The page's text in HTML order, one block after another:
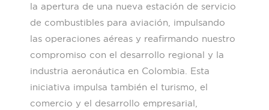
la apertura de una nueva estación de servicio
de combustibles para aviación, impulsando
las operaciones aéreas y reafirmando nuestro
compromiso con el desarrollo regional y la
industria aeronáutica en Colombia. Esta
iniciativa impulsa también el turismo, el
comercio y el desarrollo empresarial,